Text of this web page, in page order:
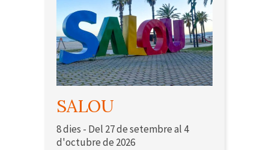
SALOU
8 dies - Del 27 de setembre al 4
d'octubre de 2026